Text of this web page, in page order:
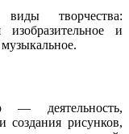
творчества:
и
— деятельность,
рисунков,